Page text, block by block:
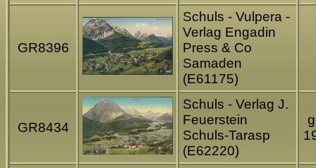
GR8396
Schuls - Vulpera -
Verlag Engadin
Press & Co
Samaden
(E61175)
GR8434
Schuls - Verlag J.
Feuerstein
Schuls-Tarasp
(E62220)